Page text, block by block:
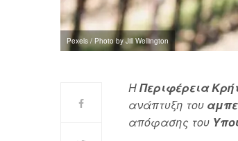
Pexels / Photo by Jill Wellington
ΗΠεριφέρεια
ανάπτυξη του
απόφασης του